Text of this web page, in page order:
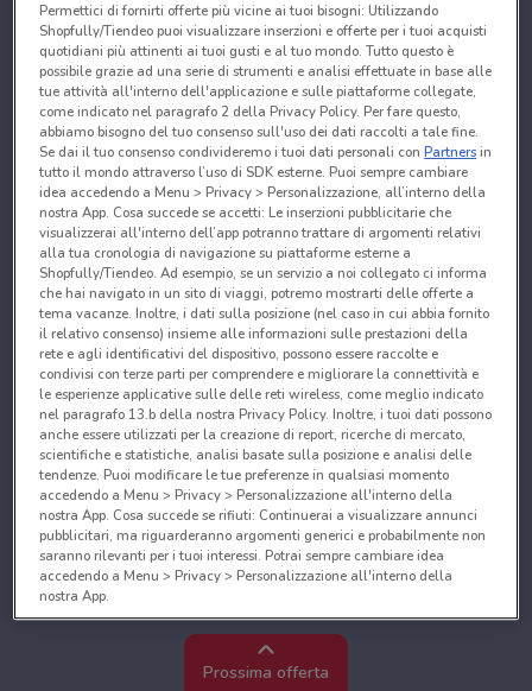
Prossima offerta
Permettici di fornirti offerte più vicine ai tuoi bisogni: Utilizzando
Shopfully/Tiendeo puoi visualizzare inserzioni e offerte per i tuoi acquisti
quotidiani più attinenti ai tuoi gusti e al tuo mondo. Tutto questo è
possibile grazie ad una serie di strumenti e analisi effettuate in base alle
tue attività all'interno dell'applicazione e sulle piattaforme collegate,
come indicato nel paragrafo 2 della Privacy Policy. Per fare questo,
abbiamo bisogno del tuo consenso sull'uso dei dati raccolti a tale fine.
Se dai il tuo consenso condivideremo i tuoi dati personali conPartnersin
tutto il mondo attraverso l’uso di SDK esterne. Puoi sempre cambiare
idea accedendo a Menu > Privacy > Personalizzazione, all’interno della
nostra App. Cosa succede se accetti: Le inserzioni pubblicitarie che
visualizzerai all'interno dell’app potranno trattare di argomenti relativi
alla tua cronologia di navigazione su piattaforme esterne a
Shopfully/Tiendeo. Ad esempio, se un servizio a noi collegato ci informa
che hai navigato in un sito di viaggi, potremo mostrarti delle offerte a
tema vacanze. Inoltre, i dati sulla posizione (nel caso in cui abbia fornito
il relativo consenso) insieme alle informazioni sulle prestazioni della
rete e agli identificativi del dispositivo, possono essere raccolte e
condivisi con terze parti per comprendere e migliorare la connettività e
le esperienze applicative sulle delle reti wireless, come meglio indicato
nel paragrafo 13.b della nostra Privacy Policy. Inoltre, i tuoi dati possono
anche essere utilizzati per la creazione di report, ricerche di mercato,
scientifiche e statistiche, analisi basate sulla posizione e analisi delle
tendenze. Puoi modificare le tue preferenze in qualsiasi momento
accedendo a Menu > Privacy > Personalizzazione all'interno della
nostra App. Cosa succede se rifiuti: Continuerai a visualizzare annunci
pubblicitari, ma riguarderanno argomenti generici e probabilmente non
saranno rilevanti per i tuoi interessi. Potrai sempre cambiare idea
accedendo a Menu > Privacy > Personalizzazione all'interno della
nostra App.
Noi e i nostri partner trattiamo i dati per fornire:
Utilizzare dati di geolocalizzazione precisi. Scansione attiva delle
caratteristiche del dispositivo ai fini dell’identificazione. Archiviare